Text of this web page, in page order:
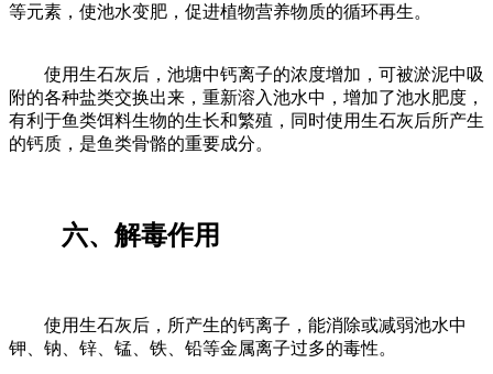
等元素，使池水变肥，促进植物营养物质的循环再生。
使用生石灰后，池塘中钙离子的浓度增加，可被淤泥中吸
附的各种盐类交换出来，重新溶入池水中，增加了池水肥度，
有利于鱼类饵料生物的生长和繁殖，同时使用生石灰后所产生
的钙质，是鱼类骨骼的重要成分。
六、解毒作用
使用生石灰后，所产生的钙离子，能消除或减弱池水中
钾、钠、锌、锰、铁、铅等金属离子过多的毒性。